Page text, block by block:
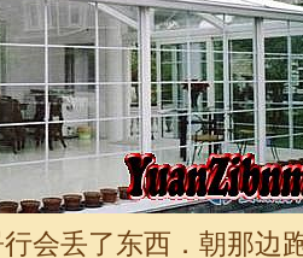
会丢了东西．朝那边